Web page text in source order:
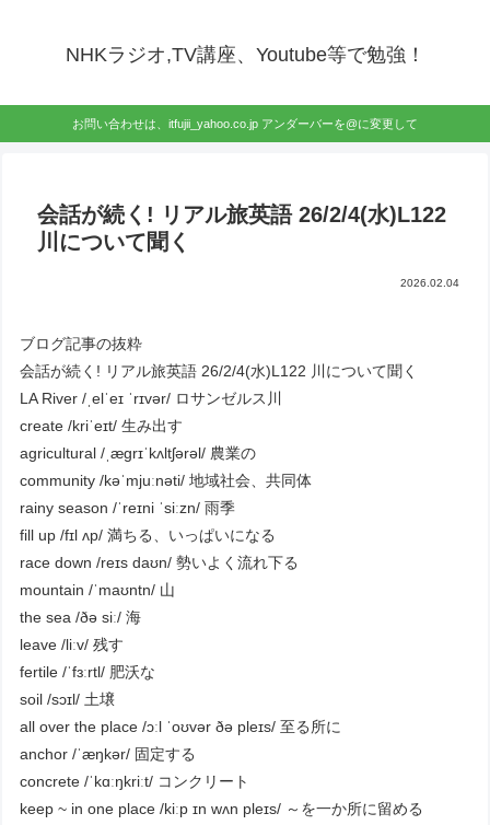
NHKラジオ,TV講座、Youtube等で勉強！
お問い合わせは、itfujii_yahoo.co.jp アンダーバーを@に変更して
会話が続く! リアル旅英語 26/2/4(水)L122
川について聞く
2026.02.04
ブログ記事の抜粋
会話が続く! リアル旅英語 26/2/4(水)L122 川について聞く
LA River /ˌelˈeɪ ˈrɪvər/ ロサンゼルス川
create /kriˈeɪt/ 生み出す
agricultural /ˌæɡrɪˈkʌltʃərəl/ 農業の
community /kəˈmjuːnəti/ 地域社会、共同体
rainy season /ˈreɪni ˈsiːzn/ 雨季
fill up /fɪl ʌp/ 満ちる、いっぱいになる
race down /reɪs daʊn/ 勢いよく流れ下る
mountain /ˈmaʊntn/ 山
the sea /ðə siː/ 海
leave /liːv/ 残す
fertile /ˈfɜːrtl/ 肥沃な
soil /sɔɪl/ 土壌
all over the place /ɔːl ˈoʊvər ðə pleɪs/ 至る所に
anchor /ˈæŋkər/ 固定する
concrete /ˈkɑːŋkriːt/ コンクリート
keep ~ in one place /kiːp ɪn wʌn pleɪs/ ～を一か所に留める